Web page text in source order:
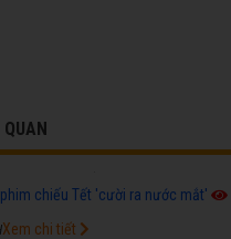
chiếu Tết 'cười ra nước mắt'
Xem chi tiết